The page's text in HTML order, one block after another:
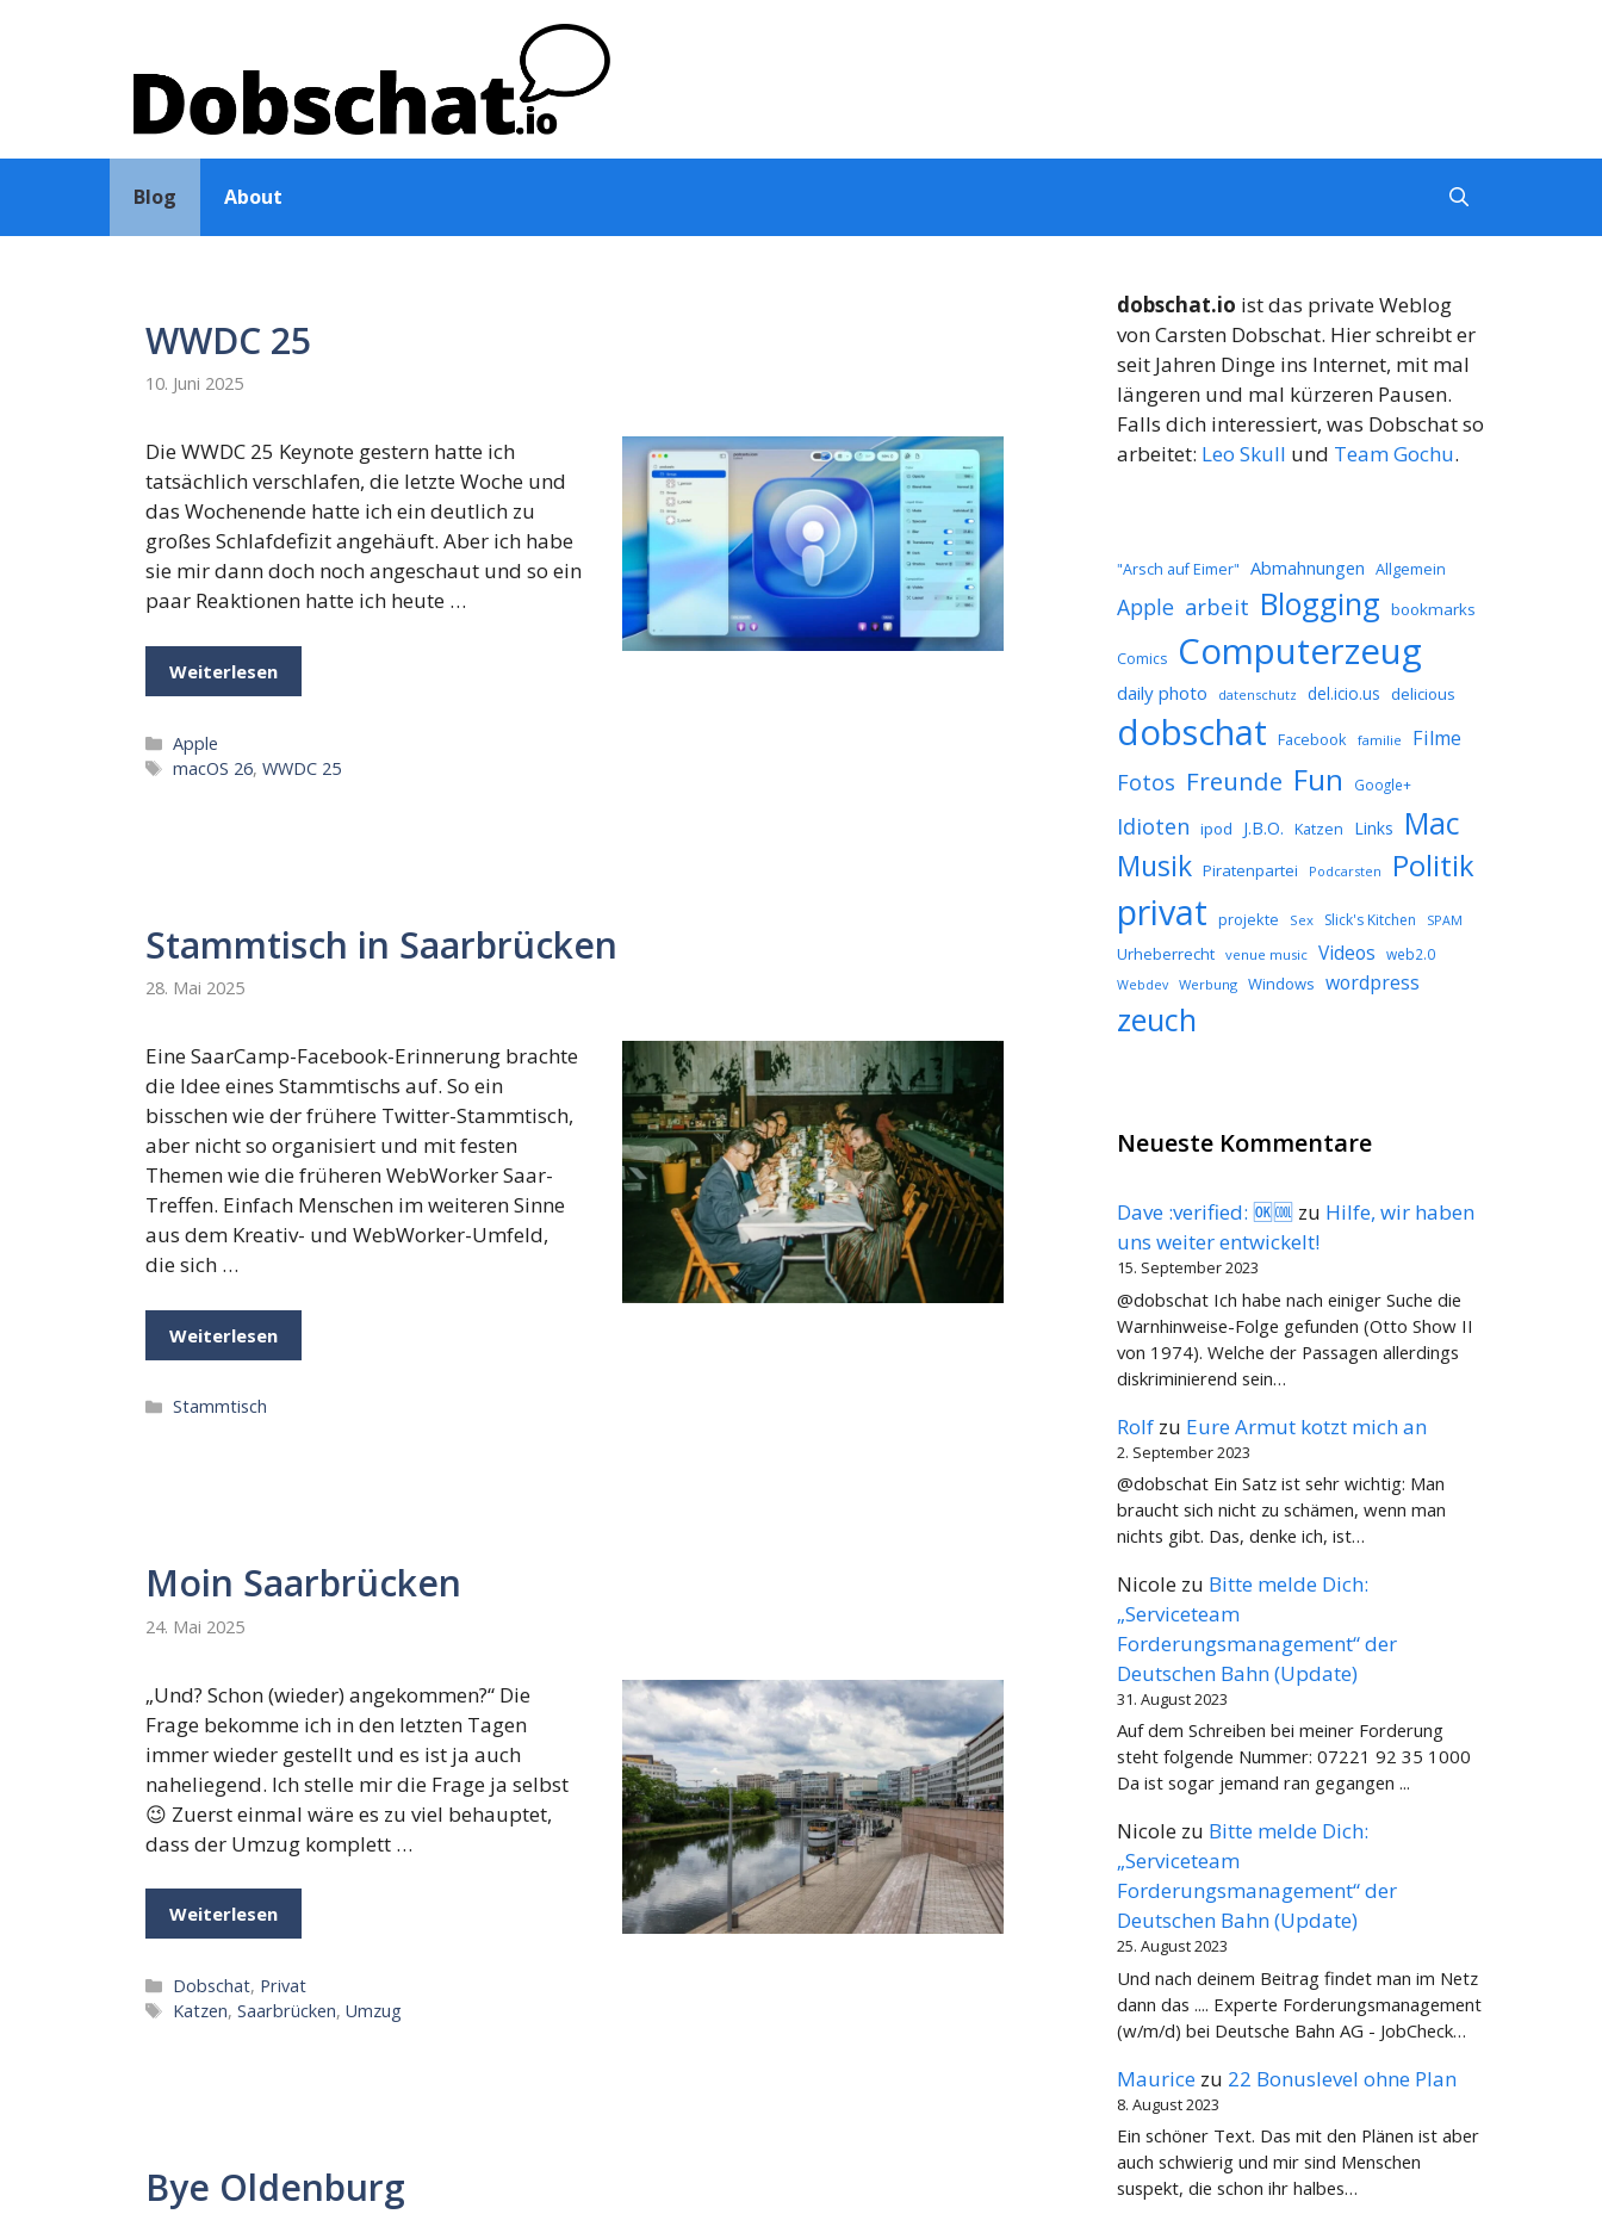
Blog About
WWDC 25
10. Juni 2025
Die WWDC 25 Keynote gestern hatte ich
tatsächlich verschlafen, die letzte Woche und
das Wochenende hatte ich ein deutlich zu
großes Schlafdefizit angehäuft. Aber ich habe
sie mir dann doch noch angeschaut und so ein
paar Reaktionen hatte ich heute …
Weiterlesen
Kategorien
Apple
Schlagwörter
macOS 26,WWDC 25
Stammtisch in Saarbrücken
28. Mai 2025
Eine SaarCamp-Facebook-Erinnerung brachte
die Idee eines Stammtischs auf. So ein
bisschen wie der frühere Twitter-Stammtisch,
aber nicht so organisiert und mit festen
Themen wie die früheren WebWorker Saar-
Treffen. Einfach Menschen im weiteren Sinne
aus dem Kreativ- und WebWorker-Umfeld,
die sich …
Weiterlesen
Kategorien
Stammtisch
Moin Saarbrücken
24. Mai 2025
„Und? Schon (wieder) angekommen?“ Die
Frage bekomme ich in den letzten Tagen
immer wieder gestellt und es ist ja auch
naheliegend. Ich stelle mir die Frage ja selbst
😉 Zuerst einmal wäre es zu viel behauptet,
dass der Umzug komplett …
Weiterlesen
Kategorien
Dobschat, Privat
Schlagwörter
Katzen,Saarbrücken,Umzug
Bye Oldenburg
dobschat.io ist das private Weblog
von Carsten Dobschat. Hier schreibt er
seit Jahren Dinge ins Internet, mit mal
längeren und mal kürzeren Pausen.
Falls dich interessiert, was Dobschat so
arbeitet: Leo Skull und Team Gochu.
"Arsch auf Eimer" Abmahnungen Allgemein
Apple arbeit Blogging bookmarks
Comics Computerzeug
daily photo datenschutz del.icio.us delicious
dobschat Facebook familie Filme
Fotos Freunde Fun Google+
Idioten ipod J.B.O. Katzen Links Mac
Musik Piratenpartei Podcarsten Politik
privat projekte Sex Slick's Kitchen SPAM
Urheberrecht venue music Videos web2.0
Webdev Werbung Windows wordpress
zeuch
Neueste Kommentare
Dave :verified: 🆗🆒 zu Hilfe, wir haben
uns weiter entwickelt!
15. September 2023
@dobschat Ich habe nach einiger Suche die
Warnhinweise-Folge gefunden (Otto Show II
von 1974). Welche der Passagen allerdings
diskriminierend sein…
Rolf zu Eure Armut kotzt mich an
2. September 2023
@dobschat Ein Satz ist sehr wichtig: Man
braucht sich nicht zu schämen, wenn man
nichts gibt. Das, denke ich, ist…
Nicole zu Bitte melde Dich:
„Serviceteam
Forderungsmanagement“ der
Deutschen Bahn (Update)
31. August 2023
Auf dem Schreiben bei meiner Forderung
steht folgende Nummer: 07221 92 35 1000
Da ist sogar jemand ran gegangen ...
Nicole zu Bitte melde Dich:
„Serviceteam
Forderungsmanagement“ der
Deutschen Bahn (Update)
25. August 2023
Und nach deinem Beitrag findet man im Netz
dann das .... Experte Forderungsmanagement
(w/m/d) bei Deutsche Bahn AG - JobCheck…
Maurice zu 22 Bonuslevel ohne Plan
8. August 2023
Ein schöner Text. Das mit den Plänen ist aber
auch schwierig und mir sind Menschen
suspekt, die schon ihr halbes…